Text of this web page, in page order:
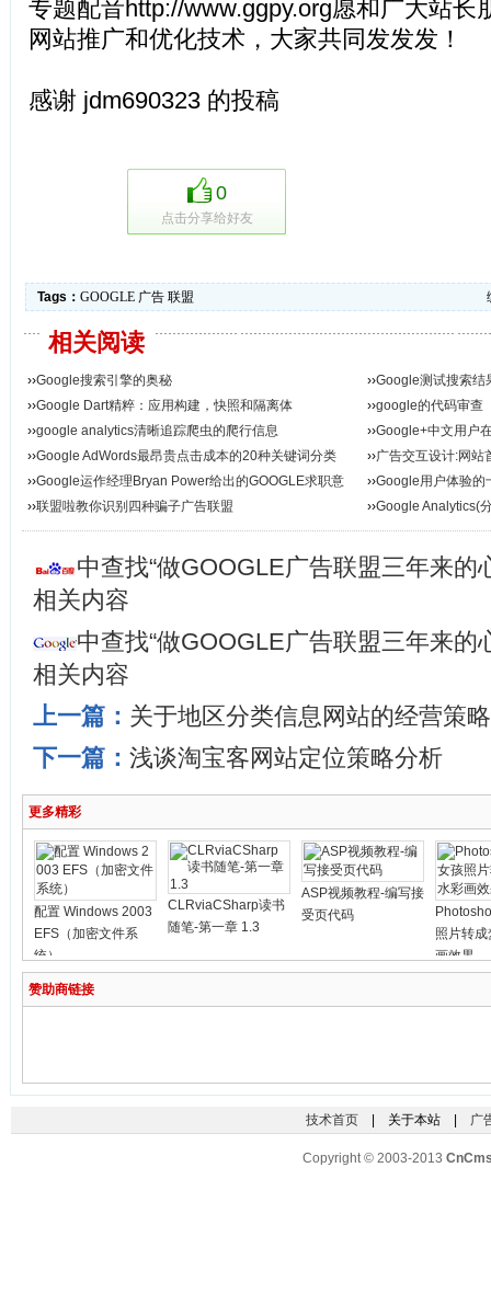
专题配音http://www.ggpy.org愿和广大站长
网站推广和优化技术，大家共同发发发！
感谢 jdm690323 的投稿
0
点击分享给好友
Tags： GOOGLE 广告 联盟
相关阅读
››Google搜索引擎的奥秘 ››Google测试搜索结
››Google Dart精粹：应用构建，快照和隔离体 ››google的代码审查
››google analytics清晰追踪爬虫的爬行信息 ››Google+中文用户
››Google AdWords最昂贵点击成本的20种关键词分类 ››广告交互设计:网站
››Google运作经理Bryan Power给出的GOOGLE求职意
见
››Google用户体验的
››联盟啦教你识别四种骗子广告联盟 ››Google Analytics(
中查找“做GOOGLE广告联盟三年来的
相关内容
中查找“做GOOGLE广告联盟三年来的
相关内容
上一篇： 关于地区分类信息网站的经营策
下一篇： 浅谈淘宝客网站定位策略分析
更多精彩
配置 Windows 2003
EFS（加密文件系
统）
CLRviaCSharp读书
随笔-第一章 1.3
ASP视频教程-编写接
受页代码
照片转
画效果
赞助商链接
技术首页| 关于本站 | 广
Copyright © 2003-2013